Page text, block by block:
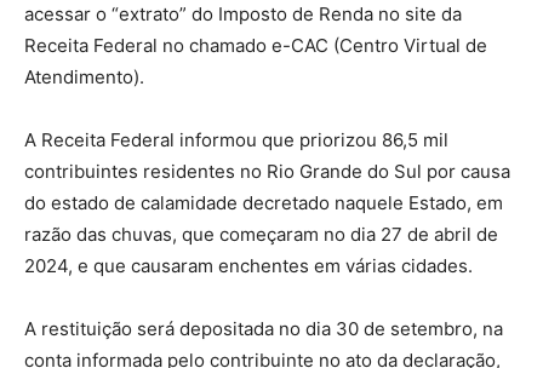
acessar o “extrato” do Imposto de Renda no site da
Receita Federal no chamado e-CAC (Centro Virtual de
Atendimento).
A Receita Federal informou que priorizou 86,5 mil
contribuintes residentes no Rio Grande do Sul por causa
do estado de calamidade decretado naquele Estado, em
razão das chuvas, que começaram no dia 27 de abril de
2024, e que causaram enchentes em várias cidades.
A restituição será depositada no dia 30 de setembro, na
conta informada pelo contribuinte no ato da declaração,